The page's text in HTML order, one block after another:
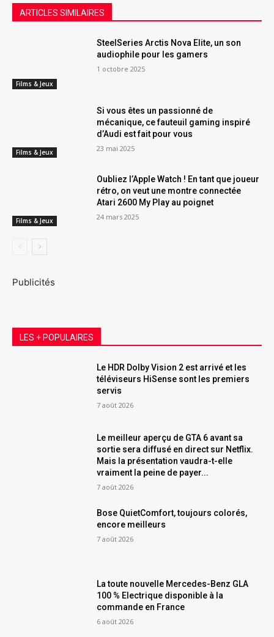
ARTICLES SIMILAIRES
Films & Jeux
SteelSeries Arctis Nova Elite, un son
audiophile pour les gamers
1 octobre 2025
Films & Jeux
Si vous êtes un passionné de
mécanique, ce fauteuil gaming inspiré
d’Audi est fait pour vous
23 mai 2025
Films & Jeux
Oubliez l’Apple Watch ! En tant que joueur
rétro, on veut une montre connectée
Atari 2600 My Play au poignet
24 mars 2025
Publicités
LES + POPULAIRES
Le HDR Dolby Vision 2 est arrivé et les
téléviseurs HiSense sont les premiers
servis
7 août 2026
Le meilleur aperçu de GTA 6 avant sa
sortie sera diffusé en direct sur Netflix.
Mais la présentation vaudra-t-elle
vraiment la peine de payer...
7 août 2026
Bose QuietComfort, toujours colorés,
encore meilleurs
7 août 2026
La toute nouvelle Mercedes-Benz GLA
100 % Electrique disponible à la
commande en France
6 août 2026